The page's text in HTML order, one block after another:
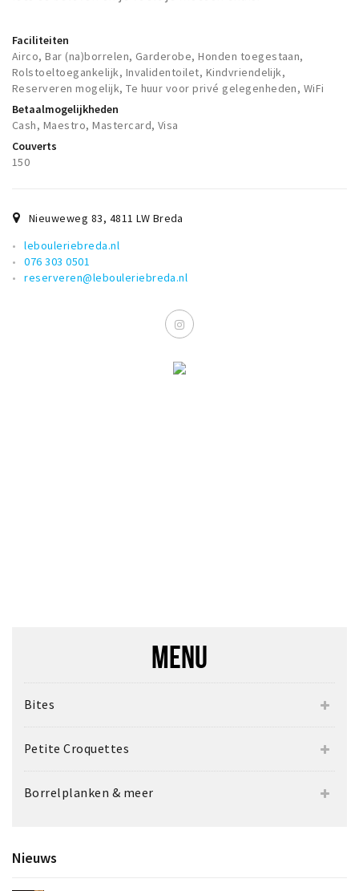
Inloggen
Faciliteiten
Airco, Bar (na)borrelen, Garderobe, Honden toegestaan,
Rolstoeltoegankelijk, Invalidentoilet, Kindvriendelijk,
Reserveren mogelijk, Te huur voor privé gelegenheden, WiFi
Betaalmogelijkheden
Cash, Maestro, Mastercard, Visa
Couverts
150
Nieuweweg 83, 4811 LW Breda
lebouleriebreda.nl
076 303 0501
reserveren@lebouleriebreda.nl
MENU
Bites
Petite Croquettes
Borrelplanken & meer
Nieuws